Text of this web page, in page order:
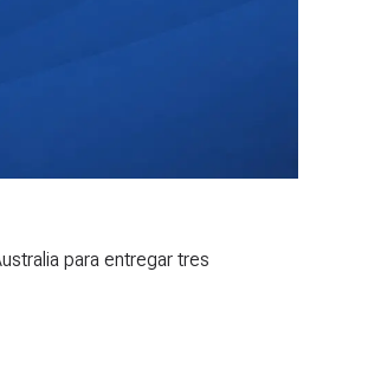
para entregar tres